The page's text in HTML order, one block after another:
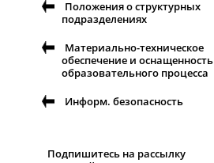
Положения о структурных
подразделениях
Материально-техническое
обеспечение и оснащенность
образовательного процесса
Информ. безопасность
Подпишитесь на рассылку